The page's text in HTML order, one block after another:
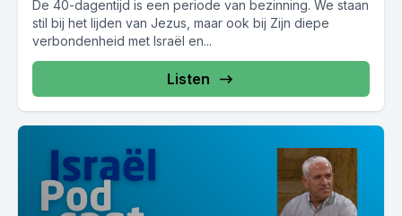
De 40-dagentijd is een periode van bezinning. We staan
stil bij het lijden van Jezus, maar ook bij Zijn diepe
verbondenheid met Israël en...
Listen